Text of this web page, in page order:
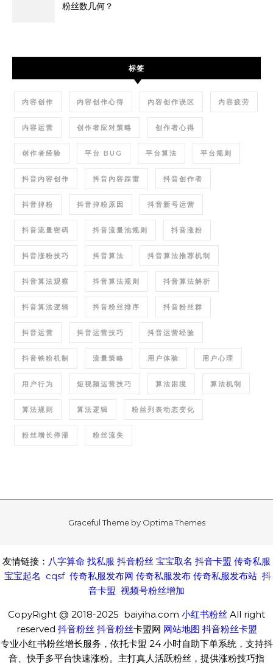
粉丝数几何？
标签
内容创作 内容创作心得 内容创作误区 内容疲劳
内容运营 创作者应对策略 创作者心得
创作者经验 平台 BUG 平台算法 平台规则
抖音内容创作 抖音内容踩雷 抖音创作者
抖音掉粉 抖音掉粉原因 抖音新号运营
抖音流量密码 抖音流量池规则 抖音涨粉
抖音涨粉技巧 抖音算法 抖音算法推荐机制
抖音算法观察 抖音算法规则 抖音算法解析
抖音算法逻辑 抖音粉丝排序 抖音粉丝群
抖音运营 抖音运营技巧 抖音运营经验
抖音铁粉机制 流量策略 用户体验 用户心理
用户行为 短视频运营技巧 算法困境 算法机制
算法规则 算法逻辑 粉丝列表动态变化
粉丝增长停滞 粉丝流失
Graceful Theme by Optima Themes
友情链接： 八字算命 找私服 抖音粉丝 宝宝取名 抖音卡盟 传奇私服
宝宝起名 cqsf 传奇私服发布网 传奇私服发布 传奇私服发布站 抖
音卡盟 视频号粉丝增加
CopyRight @ 2018-2025 baiyiha.com 小红书粉丝 All right
reserved 抖音粉丝 抖音粉丝卡盟网 网站地图 抖音粉丝卡盟
专业小红书粉丝增长服务，依托卡盟 24 小时自助下单系统，支持抖
音、快手多平台快速涨粉。主打真人活跃粉丝，提供涨粉技巧指